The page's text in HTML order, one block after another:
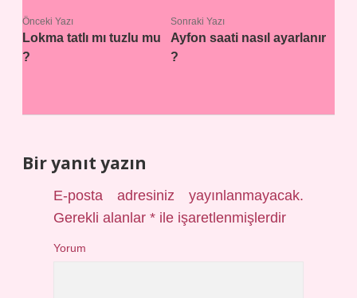
Önceki Yazı
Lokma tatlı mı tuzlu mu
?
Sonraki Yazı
Ayfon saati nasıl ayarlanır
?
Bir yanıt yazın
E-posta adresiniz yayınlanmayacak.
Gerekli alanlar* ile işaretlenmişlerdir
Yorum